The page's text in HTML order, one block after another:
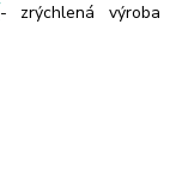
- zrýchlená výroba